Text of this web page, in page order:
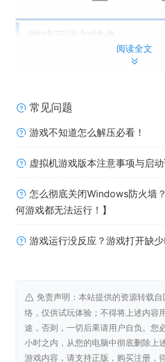
X光检查：
品。通过观察X光图像，你需
在危险物品，这需要你具备一
内部所有物品互动并进行检查
一个潜在威胁。
物品没收和标记：
非法物品进行标记，确保后续
扫描仪进行检查。物质扫描仪
藏的危险物品，提高安检的准确
乘客信息： 使用你的电脑检查
许可，并访问你的电子邮件。
可以更好地了解乘客的背景，
阅读全文
常见问题
游戏不知道怎么解压必看！
虚拟机游戏版本注意事项与启
怎么彻底关闭Windows防火墙
何游戏都无法运行！】
游戏运行没反应？游戏打开缺
免责声明：本站提供的资源转载
络，仅供试玩体验；不得将上述内容
途，否则，一切后果请用户自负。您
小时之内，从您的电脑中彻底删除上
游戏内容，请支持正版，购买注册，